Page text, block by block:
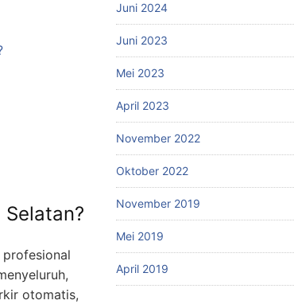
otomatis,
Juni 2024
Juni 2023
Mei 2023
April 2023
November 2022
Oktober 2022
November 2019
Mei 2019
April 2019